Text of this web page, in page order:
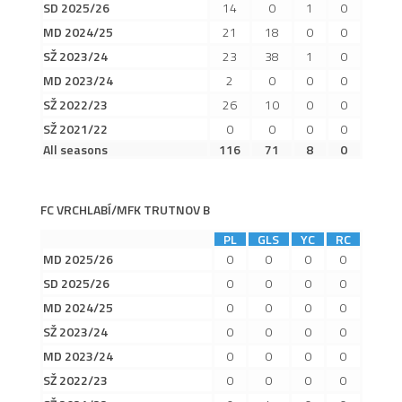
2019/20
2018/19
2014/15
2015/16
2016/17
B tým
Hráči
Realizační tým
Historie MB
Zápasy MB 2024/25
SD 2025/26
14 0 1
0
MD 2024/25
21 18 0
0
SŽ 2023/24
23 38 1
0
MD 2023/24
2 0 0
0
SŽ 2022/23
26 10 0
0
SŽ 2021/22
0 0 0
0
All seasons
116 71 8 0
FC VRCHLABÍ/MFK TRUTNOV B
PL
GLS YC
RC
MD 2025/26
0 0 0
0
SD 2025/26
0 0 0
0
MD 2024/25
0 0 0
0
SŽ 2023/24
0 0 0
0
MD 2023/24
0 0 0
0
SŽ 2022/23
0 0 0
0